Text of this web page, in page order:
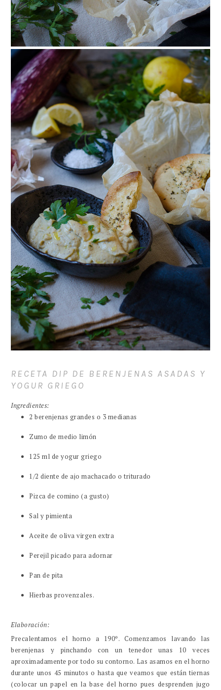
RECETA DIP DE BERENJENAS ASADAS Y
YOGUR GRIEGO
Ingredientes:
2 berenjenas grandes o 3 medianas
Zumo de medio limón
125 ml de yogur griego
1/2 diente de ajo machacado o triturado
Pizca de comino (a gusto)
Sal y pimienta
Aceite de oliva virgen extra
Perejil picado para adornar
Pan de pita
Hierbas provenzales.
Elaboración:
Precalentamos el horno a 190º. Comenzamos lavando las
berenjenas y pinchando con un tenedor unas 10 veces
aproximadamente por todo su contorno. Las asamos en el horno
durante unos 45 minutos o hasta que veamos que están tiernas
(colocar un papel en la base del horno pues desprenden jugo